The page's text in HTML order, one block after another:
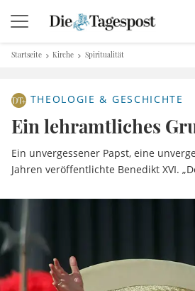
Startseite Kirche Spiritualität
THEOLOGIE & GESCHICHTE
Ein lehramtliches
Ein unvergessener Papst, eine
Jahren veröffentlichte Benedikt XVI.